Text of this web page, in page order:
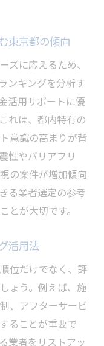
東京都の傾向
ズに応えるため、
ンキングを分析す
活用サポートに優
れは、都内特有の
意識の高まりが背
性やバリアフリ
の案件が増加傾向
る業者選定の参考
とが大切です。
活用法
位だけでなく、評
ょう。例えば、施
、アフターサービ
ることが重要で
業者をリストアッ